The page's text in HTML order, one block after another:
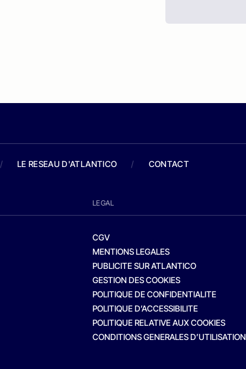
/ LE RESEAU D'ATLANTICO / CONTACT
LEGAL
CGV
MENTIONS LEGALES
PUBLICITE SUR ATLANTICO
GESTION DES COOKIES
POLITIQUE DE CONFIDENTIALITE
POLITIQUE D’ACCESSIBILITE
POLITIQUE RELATIVE AUX COOKIES
CONDITIONS GENERALES D’UTILISATION